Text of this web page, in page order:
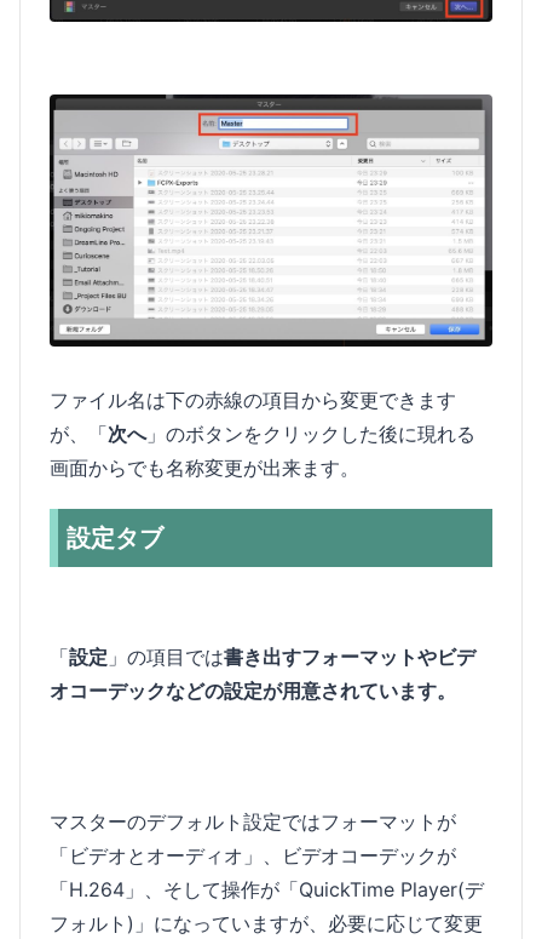
ファイル名は下の赤線の項目から変更できます
が、「次へ」のボタンをクリックした後に現れる
画面からでも名称変更が出来ます。
設定タブ
「設定 」の項目では書き出すフォーマットやビデ
オコーデックなどの設定が用意されています。
マスターのデフォルト設定ではフォーマットが
「ビデオとオーディオ」、ビデオコーデックが
「H.264」、そして操作が「QuickTime Player(デ
フォルト)」になっていますが、必要に応じて変更